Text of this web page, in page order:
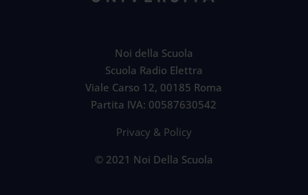
Noi della Scuola
Scuola Radio Elettra
Viale Carso 12, 00185 Roma
Partita IVA: 00587630542
Privacy & Policy
© 2021 Noi Della Scuola